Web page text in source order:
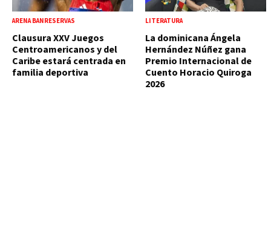
ARENA BANRESERVAS
Clausura XXV Juegos
Centroamericanos y del
Caribe estará centrada en
familia deportiva
LITERATURA
La dominicana Ángela
Hernández Núñez gana
Premio Internacional de
Cuento Horacio Quiroga
2026